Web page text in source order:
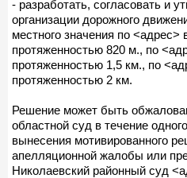
- разработать, согласовать и
организации дорожного
местного значения по <адрес>
протяженностью 820 м., по
протяженностью 1,5 км., по
протяженностью 2 км.
Решение может быть
областной суд в течение
вынесения мотивированного
апелляционной жалобы или
Николаевский районный суд